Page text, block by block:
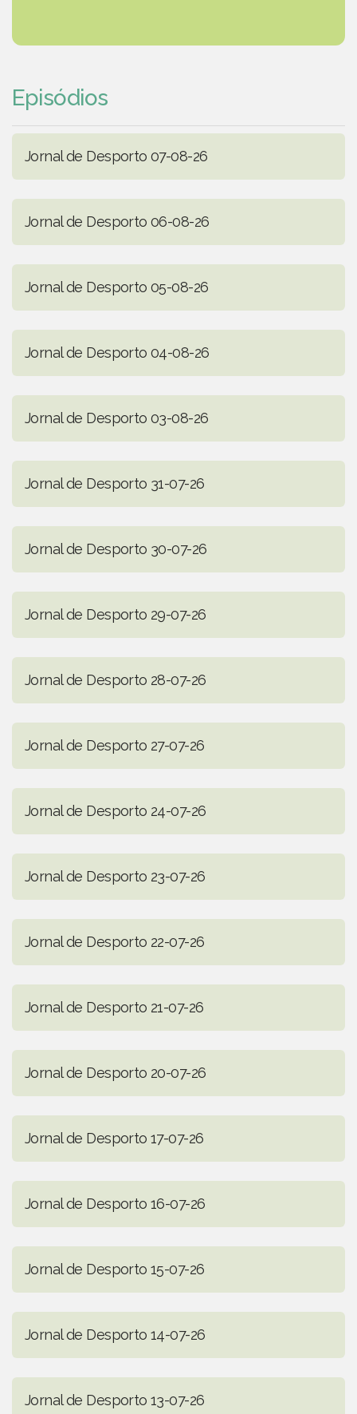
Episódios
Jornal de Desporto 07-08-26
Jornal de Desporto 06-08-26
Jornal de Desporto 05-08-26
Jornal de Desporto 04-08-26
Jornal de Desporto 03-08-26
Jornal de Desporto 31-07-26
Jornal de Desporto 30-07-26
Jornal de Desporto 29-07-26
Jornal de Desporto 28-07-26
Jornal de Desporto 27-07-26
Jornal de Desporto 24-07-26
Jornal de Desporto 23-07-26
Jornal de Desporto 22-07-26
Jornal de Desporto 21-07-26
Jornal de Desporto 20-07-26
Jornal de Desporto 17-07-26
Jornal de Desporto 16-07-26
Jornal de Desporto 15-07-26
Jornal de Desporto 14-07-26
Jornal de Desporto 13-07-26